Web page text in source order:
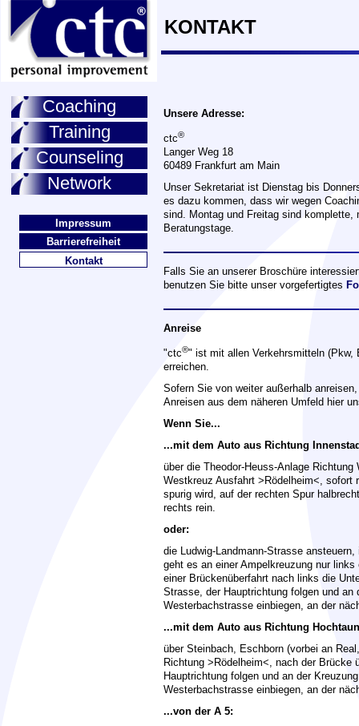
KONTAKT
Coaching
Training
Counseling
Network
Impressum
Barrierefreiheit
Kontakt
Unsere Adresse:
ctc®
Langer Weg 18
60489 Frankfurt am Main
Unser Sekretariat ist Dienstag bis
es dazu kommen, dass wir wegen
sind. Montag und Freitag sind komplette,
Beratungstage.
Falls Sie an unserer Broschüre
benutzen Sie bitte unser vorgefertigtes
Anreise
"ctc®" ist mit allen Verkehrsmitteln (Pkw,
erreichen.
Sofern Sie von weiter außerhalb
Anreisen aus dem näheren Umfeld hier
Wenn Sie...
...mit dem Auto aus Richtung
über die Theodor-Heuss-Anlage
Westkreuz Ausfahrt >Rödelheim<, sofort
spurig wird, auf der rechten Spur
rechts rein.
oder:
die Ludwig-Landmann-Strasse
geht es an einer Ampelkreuzung nur
einer Brückenüberfahrt nach links die
Strasse, der Hauptrichtung folgen und
Westerbachstrasse einbiegen, an der
...mit dem Auto aus Richtung
über Steinbach, Eschborn (vorbei an
Richtung >Rödelheim<, nach der
Hauptrichtung folgen und an der
Westerbachstrasse einbiegen, an der
...von der A 5: